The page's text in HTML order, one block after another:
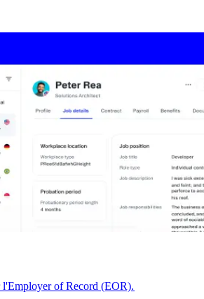
l'Employer of Record (EOR).​​